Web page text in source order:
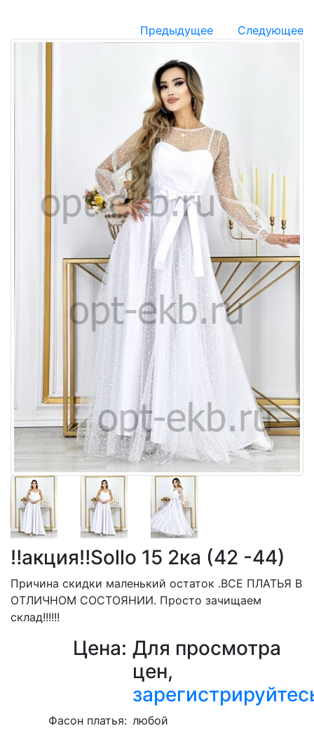
Предыдущее Следующее
‼️акция‼️Sollo 15 2ка (42 -44)
Причина скидки маленький остаток .ВСЕ ПЛАТЬЯ В
ОТЛИЧНОМ СОСТОЯНИИ. Просто зачищаем
склад!!!!!!
Цена: Для просмотра
цен,
Фасон платья: любой